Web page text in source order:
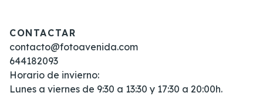
CONTACTAR
contacto@fotoavenida.com
644182093
Horario de invierno:
Lunes a viernes de 9:30 a 13:30 y 17:30 a 20:00h.